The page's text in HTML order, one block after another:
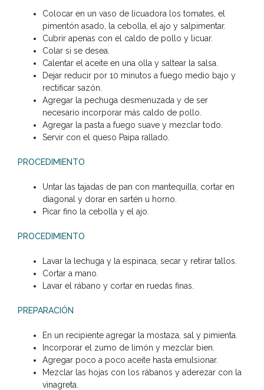
Colocar en un vaso de licuadora los tomates, el
pimentón asado, la cebolla, el ajo y salpimentar.
Cubrir apenas con el caldo de pollo y licuar.
Colar si se desea.
Calentar el aceite en una olla y saltear la salsa.
Dejar reducir por 10 minutos a fuego medio bajo y
rectificar sazón.
Agregar la pechuga desmenuzada y de ser
necesario incorporar más caldo de pollo.
Agregar la pasta a fuego suave y mezclar todo.
Servir con el queso Paipa rallado.
PROCEDIMIENTO
Untar las tajadas de pan con mantequilla, cortar en
diagonal y dorar en sartén u horno.
Picar fino la cebolla y el ajo.
PROCEDIMIENTO
Lavar la lechuga y la espinaca, secar y retirar tallos.
Cortar a mano.
Lavar el rábano y cortar en ruedas finas.
PREPARACIÓN
En un recipiente agregar la mostaza, sal y pimienta.
Incorporar el zumo de limón y mezclar bien.
Agregar poco a poco aceite hasta emulsionar.
Mezclar las hojas con los rábanos y aderezar con la
vinagreta.